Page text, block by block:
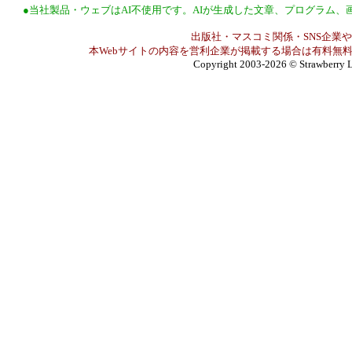
●当社製品・ウェブはAI不使用です。AIが生成した文章、プログラム
出版社・マスコミ関係・SNS企業
本Webサイトの内容を営利企業が掲載する場合は有料無
Copyright 2003-2026 © Strawberry